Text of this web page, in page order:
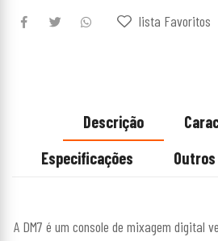
lista Favoritos
Descrição
Especificações
Outros
A DM7 é um console de mixagem digital